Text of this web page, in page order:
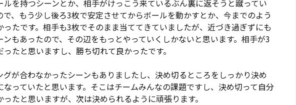
るぐらいになっている。こんなすばらしい雰囲気を作ってもらえるのは、
」と喜んだ。
うな緊迫感を持つ中、上位が崩れるまで勝ち続けるのみだ。
を持つシーンとか、相手がけっこう来ているぶん裏に返そうと蹴ってい
、もう少し後ろ3枚で安定させてからボールを動かすとか、今までのよう
たです。相手も3枚でそのまま当ててきていましたが、近づき過ぎずにも
もあったので、その辺をもっとやっていくしかないと思います。相手が3
たと思いますし、勝ち切れて良かったです。
が合わなかったシーンもありましたし、決め切るところをしっかり決め
っていたと思います。そこはチームみんなの課題ですし、決め切って自分
たと思いますが、次は決められるように頑張ります。